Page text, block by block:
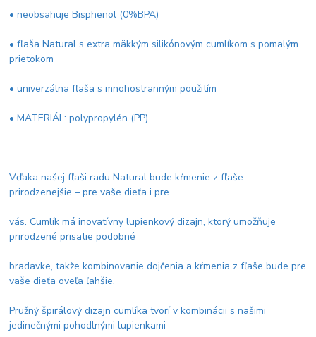
• neobsahuje Bisphenol (0%BPA)
• fľaša Natural s extra mäkkým silikónovým cumlíkom s pomalým
prietokom
• univerzálna fľaša s mnohostranným použitím
• MATERIÁL: polypropylén (PP)
Vďaka našej fľaši radu Natural bude kŕmenie z fľaše
prirodzenejšie – pre vaše dieťa i pre
vás. Cumlík má inovatívny lupienkový dizajn, ktorý umožňuje
prirodzené prisatie podobné
bradavke, takže kombinovanie dojčenia a kŕmenia z fľaše bude pre
vaše dieťa oveľa ľahšie.
Pružný špirálový dizajn cumlíka tvorí v kombinácii s našimi
jedinečnými pohodlnými lupienkami